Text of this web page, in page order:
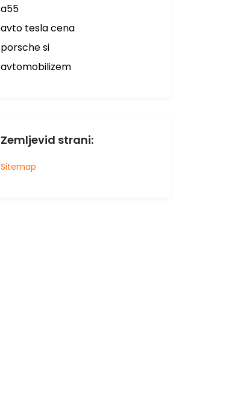
a55
avto tesla cena
porsche si
avtomobilizem
Zemljevid strani:
Sitemap